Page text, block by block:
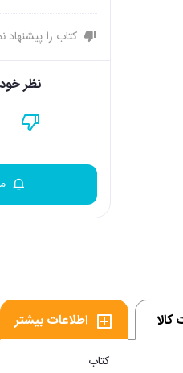
کتاب را پیشنهاد
نظر
کالا اطلاعات بیشتر
کتاب